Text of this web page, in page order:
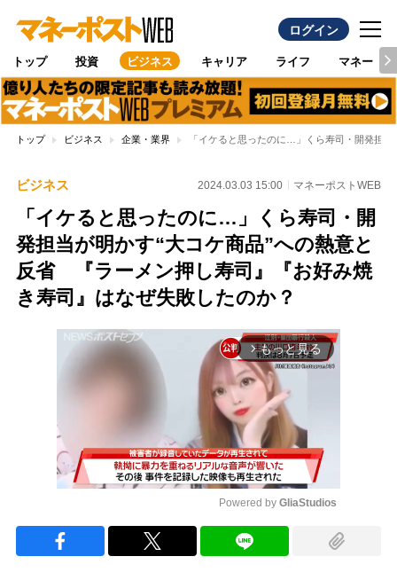
ログイン
トップ 投資 ビジネス キャリア ライフ マネー
トップ ビジネス 企業・業界 「イケると思ったのに…」くら寿司・開発担
ビジネス 2024.03.03 15:00 マネーポストWEB
「イケると思ったのに…」くら寿司・開
発担当が明かす“大コケ商品”への熱意と
反省 『ラーメン押し寿司』『お好み焼
き寿司』はなぜ失敗したのか？
arrow_forward_ios もっと見る
Powered by GliaStudios